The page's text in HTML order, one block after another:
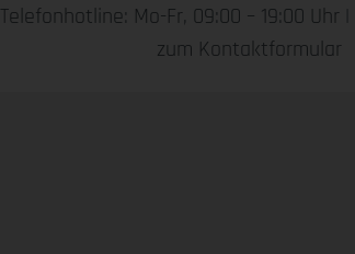
Telefonhotline: Mo-Fr, 09:00 – 19:00 Uhr |
zum Kontaktformular